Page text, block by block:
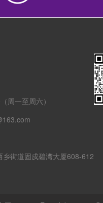
周一至周六）
街道固戍碧湾大厦608-612